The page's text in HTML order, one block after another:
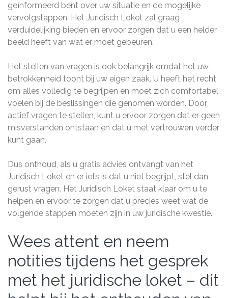
geïnformeerd bent over uw situatie en de mogelijke
vervolgstappen. Het Juridisch Loket zal graag
verduidelijking bieden en ervoor zorgen dat u een helder
beeld heeft van wat er moet gebeuren.
Het stellen van vragen is ook belangrijk omdat het uw
betrokkenheid toont bij uw eigen zaak. U heeft het recht
om alles volledig te begrijpen en moet zich comfortabel
voelen bij de beslissingen die genomen worden. Door
actief vragen te stellen, kunt u ervoor zorgen dat er geen
misverstanden ontstaan en dat u met vertrouwen verder
kunt gaan.
Dus onthoud, als u gratis advies ontvangt van het
Juridisch Loket en er iets is dat u niet begrijpt, stel dan
gerust vragen. Het Juridisch Loket staat klaar om u te
helpen en ervoor te zorgen dat u precies weet wat de
volgende stappen moeten zijn in uw juridische kwestie.
Wees attent en neem
notities tijdens het gesprek
met het juridische loket – dit